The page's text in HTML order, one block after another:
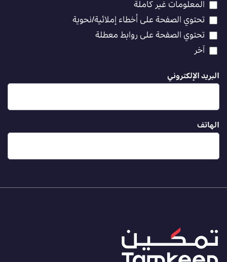
المعلومات غير كاملة
تحتوي الصفحة على أخطاء إملائية/نحوية
تحتوي الصفحة على روابط معطلة
آخر
البريد الإلكتروني
الهاتف